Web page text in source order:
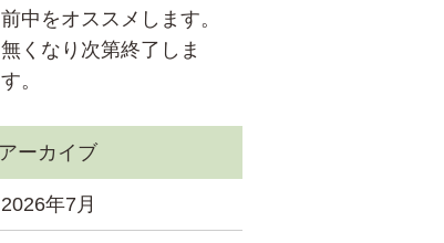
前中をオススメします。
無くなり次第終了しま
す。
2026年7月